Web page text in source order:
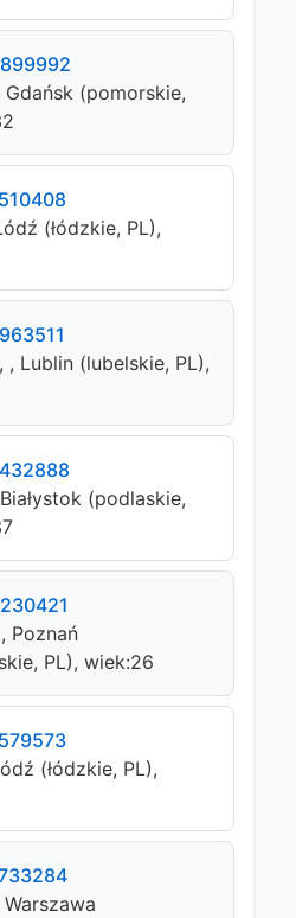
Gdańsk (pomorskie,
(łódzkie, PL),
, Lublin (lubelskie, PL),
(podlaskie,
Poznań
PL), wiek:26
(łódzkie, PL),